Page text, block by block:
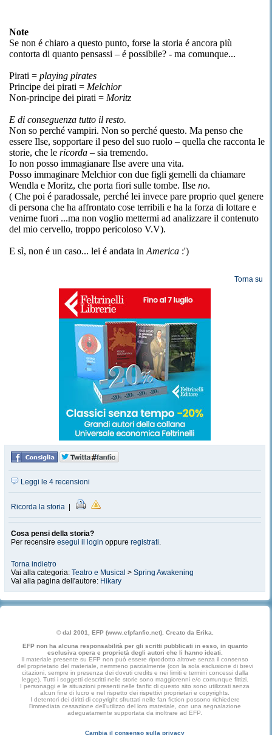
Note
Se non é chiaro a questo punto, forse la storia é ancora più
contorta di quanto pensassi – é possibile? - ma comunque...
Pirati = playing pirates
Principe dei pirati = Melchior
Non-principe dei pirati = Moritz
E di conseguenza tutto il resto.
Non so perché vampiri. Non so perché questo. Ma penso che
essere Ilse, sopportare il peso del suo ruolo – quella che racconta le
storie, che le ricorda – sia tremendo.
Io non posso immagianare Ilse avere una vita.
Posso immaginare Melchior con due figli gemelli da chiamare
Wendla e Moritz, che porta fiori sulle tombe. Ilse no.
( Che poi é paradossale, perché lei invece pare proprio quel genere
di persona che ha affrontato cose terribili e ha la forza di lottare e
venirne fuori ...ma non voglio mettermi ad analizzare il contenuto
del mio cervello, troppo pericoloso V.V).
E sì, non é un caso... lei é andata in America :')
Torna su
Leggi le 4 recensioni
Ricorda la storia
Cosa pensi della storia?
Per recensire esegui il login oppure registrati.
Torna indietro
Vai alla categoria: Teatro e Musical > Spring Awakening
Vai alla pagina dell'autore: Hikary
© dal 2001, EFP (www.efpfanfic.net). Creato da Erika.
EFP non ha alcuna responsabilità per gli scritti pubblicati in esso, in quanto
esclusiva opera e proprietà degli autori che li hanno ideati.
Il materiale presente su EFP non può essere riprodotto altrove senza il consenso
del proprietario del materiale, nemmeno parzialmente (con la sola esclusione di brevi
citazioni, sempre in presenza dei dovuti credits e nei limiti e termini concessi dalla
legge). Tutti i soggetti descritti nelle storie sono maggiorenni e/o comunque fittizi.
I personaggi e le situazioni presenti nelle fanfic di questo sito sono utilizzati senza
alcun fine di lucro e nel rispetto dei rispettivi proprietari e copyrights.
I detentori dei diritti di copyright sfruttati nelle fan fiction possono richiedere
l'immediata cessazione dell'utilizzo del loro materiale, con una segnalazione
adeguatamente supportata da inoltrare ad EFP.
Cambia il consenso sulla privacy